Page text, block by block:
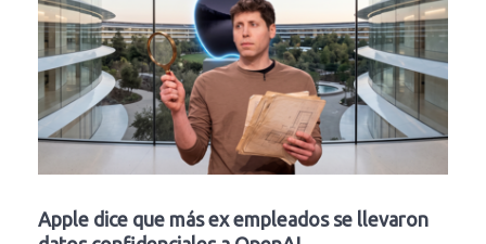
Apple dice que más ex empleados se llevaron